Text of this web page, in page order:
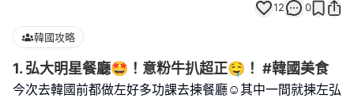
12 0
韓國攻略
1. 弘大明星餐廳🤩！意粉牛扒超正🤤！ #韓國美食
今次去韓國前都做左好多功課去揀餐廳☺️其中一間就揀左弘